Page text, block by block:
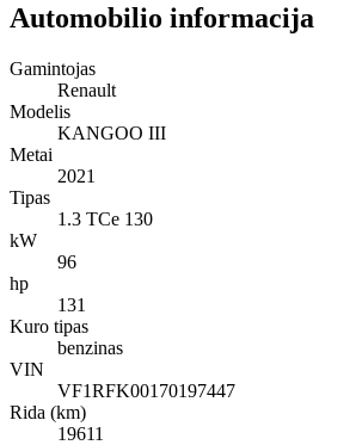
Automobilio informacija
Gamintojas
Renault
Modelis
KANGOO III
Metai
2021
Tipas
1.3 TCe 130
kW
96
hp
131
Kuro tipas
benzinas
VIN
VF1RFK00170197447
Rida (km)
19611